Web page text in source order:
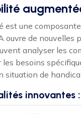
est une
ouvre de nouvelles
analyser les
les besoins
situation de
innovantes :